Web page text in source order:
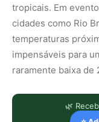
tropicais. Em
cidades como Rio
temperaturas
impensáveis para
raramente baixa de
🌿